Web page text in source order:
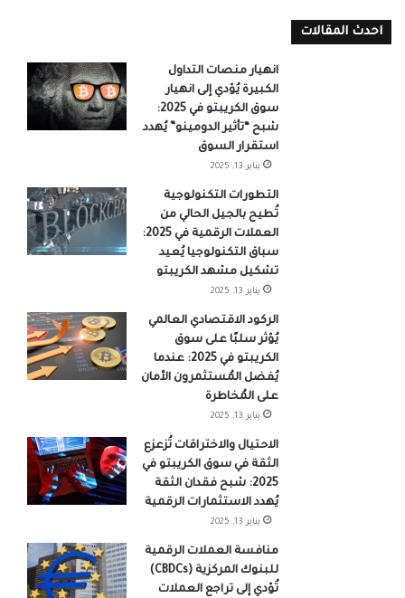
احدث المقالات
انهيار منصات التداول
الكبيرة يُؤدي إلى انهيار
سوق الكريبتو في 2025:
شبح “تأثير الدومينو” يُهدد
استقرار السوق
يناير 13, 2025
التطورات التكنولوجية
تُطيح بالجيل الحالي من
العملات الرقمية في 2025:
سباق التكنولوجيا يُعيد
تشكيل مشهد الكريبتو
يناير 13, 2025
الركود الاقتصادي العالمي
يُؤثر سلبًا على سوق
الكريبتو في 2025: عندما
يُفضل المُستثمرون الأمان
على المُخاطرة
يناير 13, 2025
الاحتيال والاختراقات تُزعزع
الثقة في سوق الكريبتو في
2025: شبح فقدان الثقة
يُهدد الاستثمارات الرقمية
يناير 13, 2025
منافسة العملات الرقمية
للبنوك المركزية (CBDCs)
تُؤدي إلى تراجع العملات